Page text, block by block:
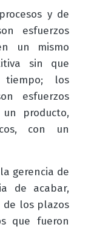
y de
esfuerzos
un mismo
sin que
los
esfuerzos
producto,
con un
gerencia de
de acabar,
los plazos
que fueron